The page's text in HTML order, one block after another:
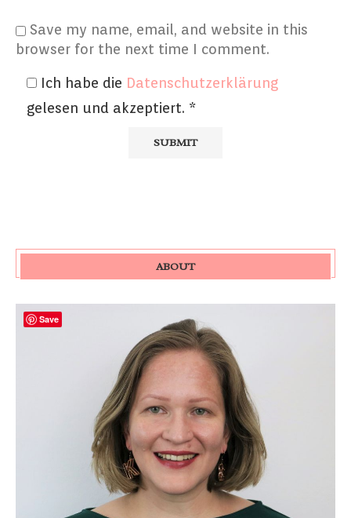
Save my name, email, and website in this
browser for the next time I comment.
Ich habe die Datenschutzerklärung
gelesen und akzeptiert. *
ABOUT
Save